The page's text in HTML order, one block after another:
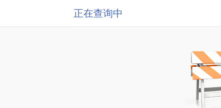
正在查询中